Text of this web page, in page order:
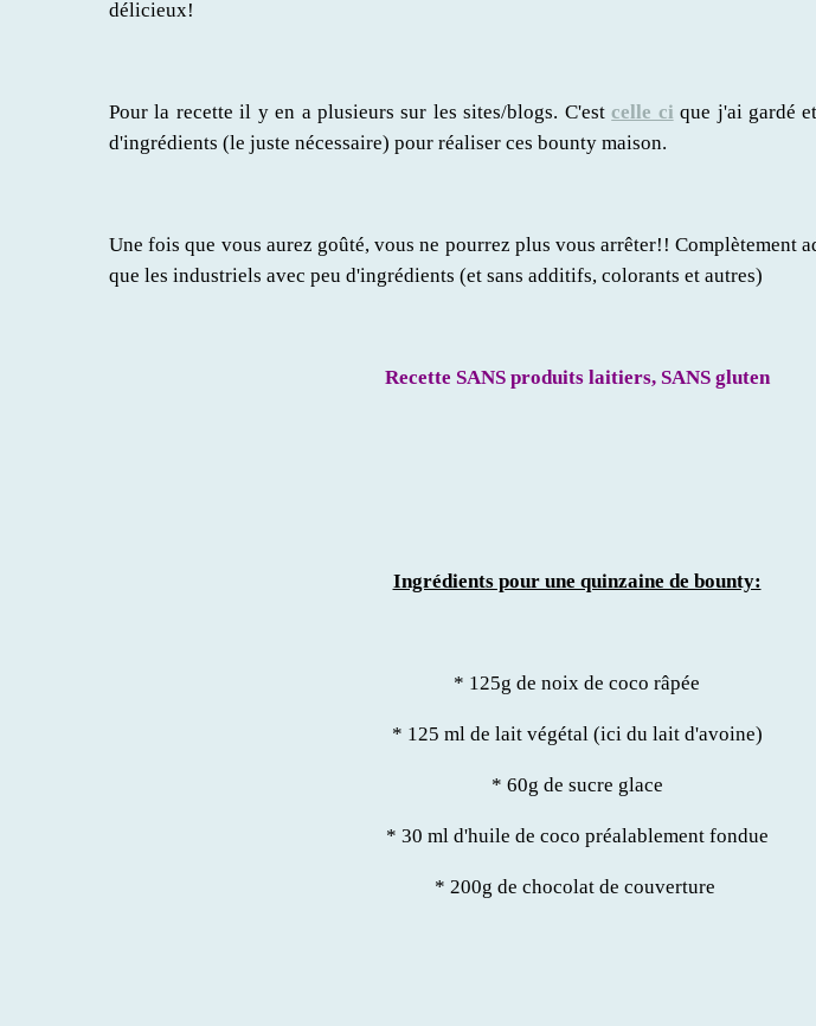
délicieux!
Pour la recette il y en a plusieurs sur les sites/blogs. C'estcelle ci que j'ai gardé
d'ingrédients (le juste nécessaire) pour réaliser ces bounty maison.
Une fois que vous aurez goûté, vous ne pourrez plus vous arrêter!! Complètement
que les industriels avec peu d'ingrédients (et sans additifs, colorants et autres)
Recette SANS produits laitiers, SANS gluten
Ingrédients pour une quinzaine de bounty:
* 125g de noix de coco râpée
* 125 ml de lait végétal (ici du lait d'avoine)
* 60g de sucre glace
* 30 ml d'huile de coco préalablement fondue
* 200g de chocolat de couverture